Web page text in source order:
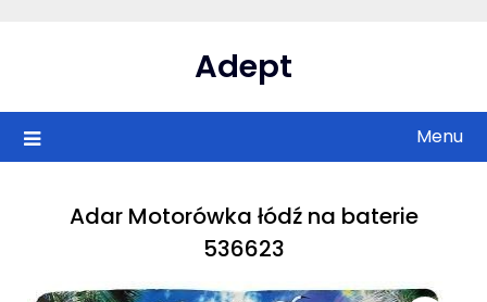
Adept
Menu
Adar Motorówka łódź na baterie
536623